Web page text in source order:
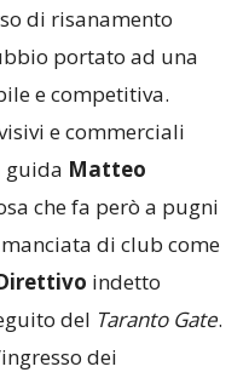
di risanamento
portato ad una
e competitiva.
e commerciali
guida Matteo
che fa però a pugni
di club come
indetto
del Taranto Gate.
dei